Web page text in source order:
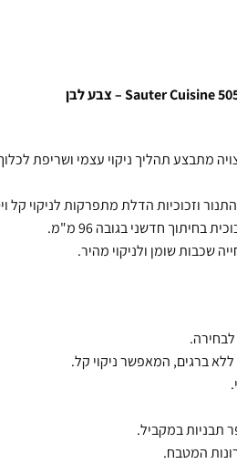
מתבצע תהליך ניקוי עצמי ושריפת
ברגים, המאפשר ניקוי קל.
תבניות במקביל.
המטבח.